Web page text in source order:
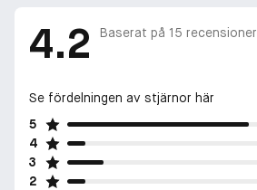
4.2 Baserat på 15 recensioner
Se fördelningen av stjärnor här
5
4
3
2